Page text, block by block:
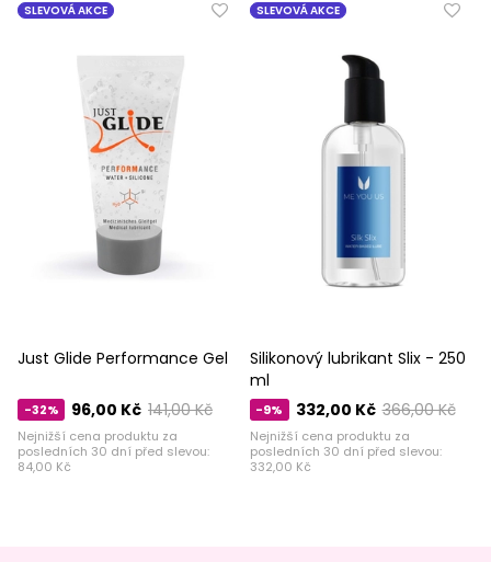
SLEVOVÁ AKCE
Just Glide Performance Gel
-32% 141,00 Kč
96,00 Kč
Nejnižší cena produktu za
posledních 30 dní před slevou:
84,00 Kč
SLEVOVÁ AKCE
Silikonový lubrikant Slix - 250
ml
-9% 366,00 Kč
332,00 Kč
Nejnižší cena produktu za
posledních 30 dní před slevou:
332,00 Kč